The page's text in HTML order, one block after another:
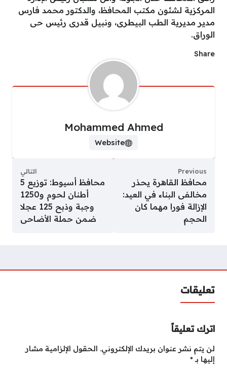
المركزية لشئون مكتب المحافظ، والدكتور محمد فارس
مدير مديرية الطب البيطرى، ونبيل قدرى رئيس حى
الوراق.
Share
Mohammed Ahmed
Website
Previous
محافظ القاهرة يحذر
مخالفى البناء في العيد:
الإزالة فورا مهما كان
الحجم
التالي
محافظ أسيوط: توزيع 5
أطنان لحوم و1250
وجبة وذبح 125 عجلا
ضمن حملة الأضاحى
تعليقات
اترك تعليقاً
لن يتم نشر عنوان بريدك الإلكتروني. الحقول الإلزامية مشار
إليها بـ*